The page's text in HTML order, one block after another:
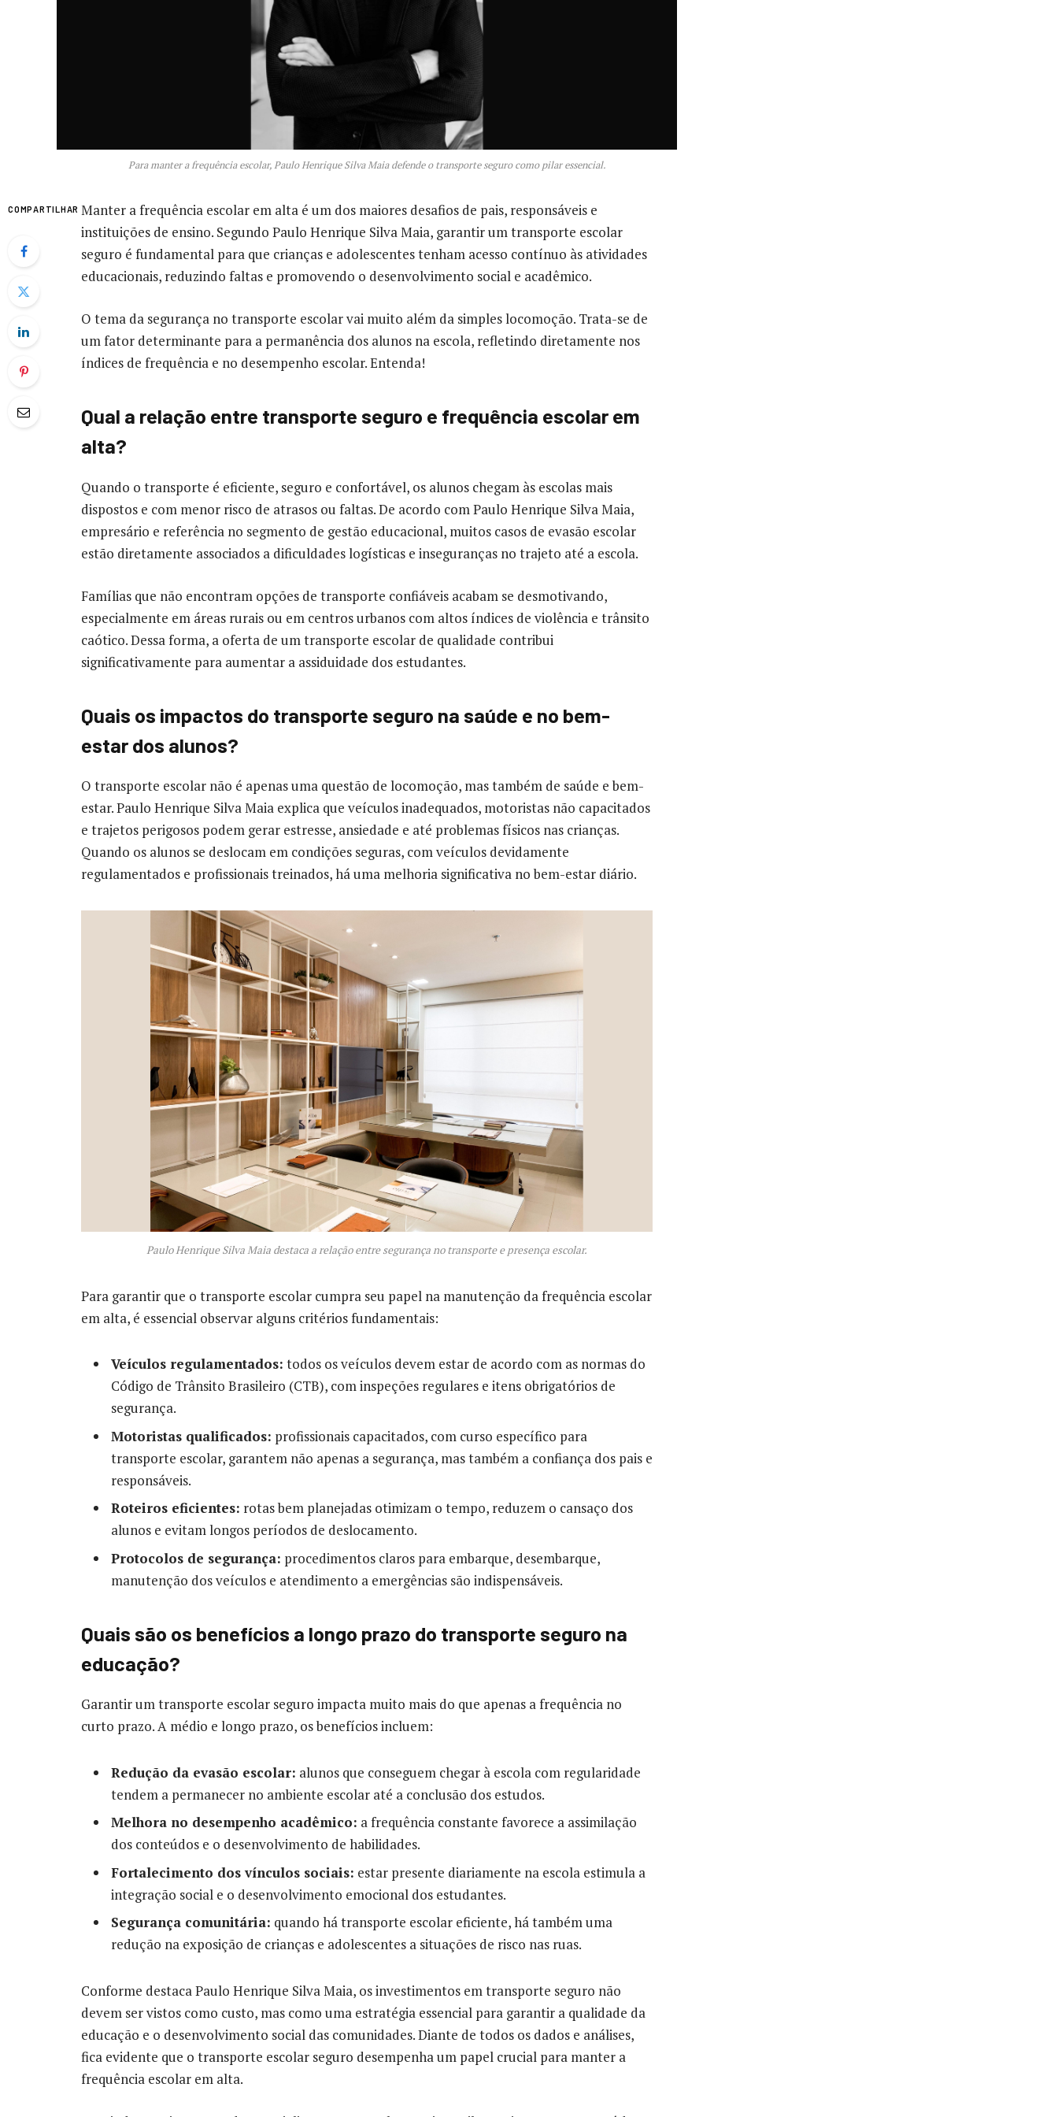
Para manter a frequência escolar, Paulo Henrique Silva Maia defende o transporte seguro como pilar essencial.
COMPARTILHAR Manter a frequência escolar em alta é um dos maiores desafios de pais, responsáveis e
instituições de ensino. Segundo Paulo Henrique Silva Maia, garantir um transporte escolar
seguro é fundamental para que crianças e adolescentes tenham acesso contínuo às atividades
educacionais, reduzindo faltas e promovendo o desenvolvimento social e acadêmico.
O tema da segurança no transporte escolar vai muito além da simples locomoção. Trata-se de
um fator determinante para a permanência dos alunos na escola, refletindo diretamente nos
índices de frequência e no desempenho escolar. Entenda!
Qual a relação entre transporte seguro e frequência escolar em
alta?
Quando o transporte é eficiente, seguro e confortável, os alunos chegam às escolas mais
dispostos e com menor risco de atrasos ou faltas. De acordo com Paulo Henrique Silva Maia,
empresário e referência no segmento de gestão educacional, muitos casos de evasão escolar
estão diretamente associados a dificuldades logísticas e inseguranças no trajeto até a escola.
Famílias que não encontram opções de transporte confiáveis acabam se desmotivando,
especialmente em áreas rurais ou em centros urbanos com altos índices de violência e trânsito
caótico. Dessa forma, a oferta de um transporte escolar de qualidade contribui
significativamente para aumentar a assiduidade dos estudantes.
Quais os impactos do transporte seguro na saúde e no bem-
estar dos alunos?
O transporte escolar não é apenas uma questão de locomoção, mas também de saúde e bem-
estar. Paulo Henrique Silva Maia explica que veículos inadequados, motoristas não capacitados
e trajetos perigosos podem gerar estresse, ansiedade e até problemas físicos nas crianças.
Quando os alunos se deslocam em condições seguras, com veículos devidamente
regulamentados e profissionais treinados, há uma melhoria significativa no bem-estar diário.
Paulo Henrique Silva Maia destaca a relação entre segurança no transporte e presença escolar.
Para garantir que o transporte escolar cumpra seu papel na manutenção da frequência escolar
em alta, é essencial observar alguns critérios fundamentais:
Veículos regulamentados: todos os veículos devem estar de acordo com as normas do
Código de Trânsito Brasileiro (CTB), com inspeções regulares e itens obrigatórios de
segurança.
Motoristas qualificados: profissionais capacitados, com curso específico para
transporte escolar, garantem não apenas a segurança, mas também a confiança dos pais e
responsáveis.
Roteiros eficientes: rotas bem planejadas otimizam o tempo, reduzem o cansaço dos
alunos e evitam longos períodos de deslocamento.
Protocolos de segurança: procedimentos claros para embarque, desembarque,
manutenção dos veículos e atendimento a emergências são indispensáveis.
Quais são os benefícios a longo prazo do transporte seguro na
educação?
Garantir um transporte escolar seguro impacta muito mais do que apenas a frequência no
curto prazo. A médio e longo prazo, os benefícios incluem:
Redução da evasão escolar: alunos que conseguem chegar à escola com regularidade
tendem a permanecer no ambiente escolar até a conclusão dos estudos.
Melhora no desempenho acadêmico: a frequência constante favorece a assimilação
dos conteúdos e o desenvolvimento de habilidades.
Fortalecimento dos vínculos sociais: estar presente diariamente na escola estimula a
integração social e o desenvolvimento emocional dos estudantes.
Segurança comunitária: quando há transporte escolar eficiente, há também uma
redução na exposição de crianças e adolescentes a situações de risco nas ruas.
Conforme destaca Paulo Henrique Silva Maia, os investimentos em transporte seguro não
devem ser vistos como custo, mas como uma estratégia essencial para garantir a qualidade da
educação e o desenvolvimento social das comunidades. Diante de todos os dados e análises,
fica evidente que o transporte escolar seguro desempenha um papel crucial para manter a
frequência escolar em alta.